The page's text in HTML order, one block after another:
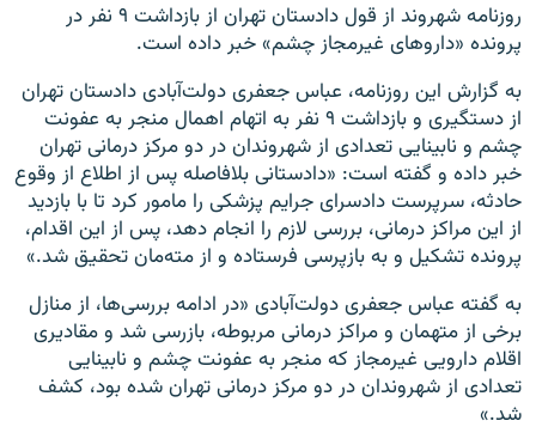
روزنامه شهروند از قول دادستان تهران از بازداشت ۹ نفر در
پرونده «داروهای غیرمجاز چشم» خبر داده است.
به گزارش این روزنامه، عباس جعفری‌ دولت‌آبادی دادستان تهران
از دستگیری و بازداشت ٩ نفر به اتهام اهمال منجر به عفونت
چشم و نابینایی تعدادی از شهروندان در دو مرکز درمانی تهران
خبر داده و گفته است: «دادستانی بلافاصله پس از اطلاع از وقوع
حادثه، سرپرست دادسرای جرایم پزشکی را مامور کرد تا با بازدید
از این مراکز درمانی، بررسی لازم را انجام دهد، پس از این اقدام،
پرونده تشکیل و به بازپرسی فرستاده و از مته‌مان تحقیق شد.»
به گفته عباس جعفری دولت‌آبادی «در ادامه بررسی‌ها، از منازل
برخی از متهمان و مراکز درمانی مربوطه، بازرسی شد و مقادیری
اقلام دارویی غیرمجاز که منجر به عفونت چشم و نابینایی
تعدادی از شهروندان در دو مرکز درمانی تهران شده بود، کشف
شد.»